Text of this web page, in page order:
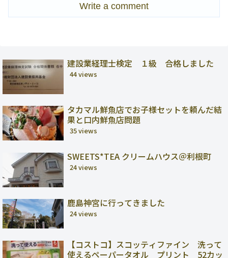
Write a comment
建設業経理士検定 １級 合格しました
44 views
タカマル鮮魚店でお子様セットを頼んだ結
果と口内鮮魚店問題
35 views
SWEETS*TEA クリームハウス＠利根町
24 views
鹿島神宮に行ってきました
24 views
【コストコ】スコッティファイン 洗って
使えるペーパータオル プリント 52カッ